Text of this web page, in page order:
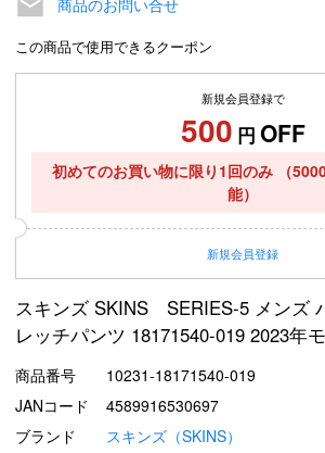
この商品で使用できるクーポン
新規会員登録で
500 円 OFF
初めてのお買い物に限り1回のみ
（
能）
新規会員登録
スキンズ SKINS SERIES-5 メンズ
レッチパンツ 18171540-019 2023年
商品番号
10231-18171540-019
JANコード
4589916530697
ブランド
スキンズ（SKINS）